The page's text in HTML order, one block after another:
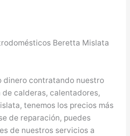
Beretta Mislata
dinero contratando nuestro
calderas, calentadores,
tenemos los precios más
de reparación, puedes
de nuestros servicios a